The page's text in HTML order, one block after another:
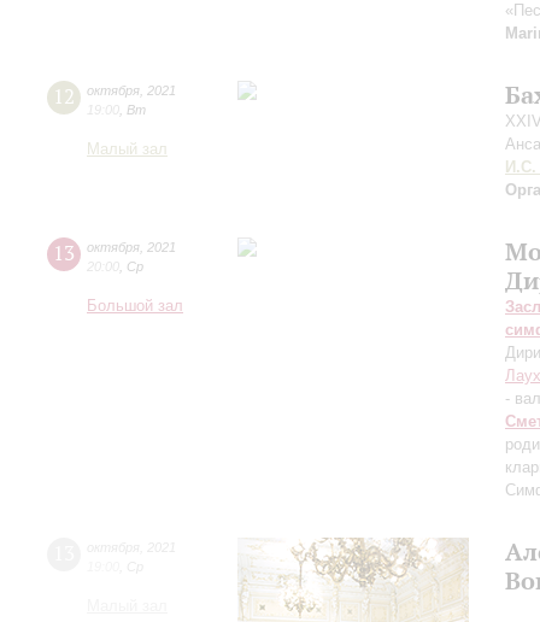
12 октября 2021
19:00 Вт
Малый зал
И.С.
13 октября 2021
20:00 Ср
Большой зал
-